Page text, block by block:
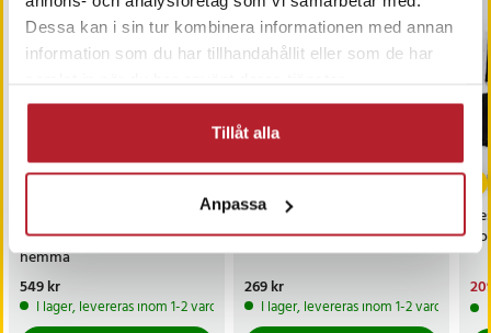
Dessa kan i sin tur kombinera informationen med annan
information som du har tillhandahållit eller som de har
Tillåt alla
Anpassa
balans och styrka
hemma
Pris:549 kr
549 kr
I lager, levereras inom 1-2 vardagar
PRESENTTIPS
Träningsplatta för
Armhävningar
Pris:269 kr
269 kr
I lager, levereras inom 1-2 vardagar